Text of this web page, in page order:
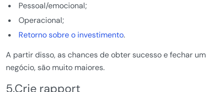
Pessoal/emocional;
Operacional;
Retorno sobre o investimento.
A partir disso, as chances de obter sucesso e fechar um
negócio, são muito maiores.
5.Crie rapport